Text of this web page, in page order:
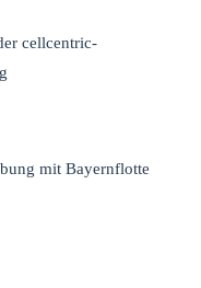
cellcentric-
mit Bayernflotte